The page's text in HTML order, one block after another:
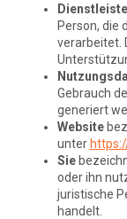
Person, die
verarbeitet.
Gebrauch
generiert
Website
unter
Sie
oder ihn
juristische
handelt.